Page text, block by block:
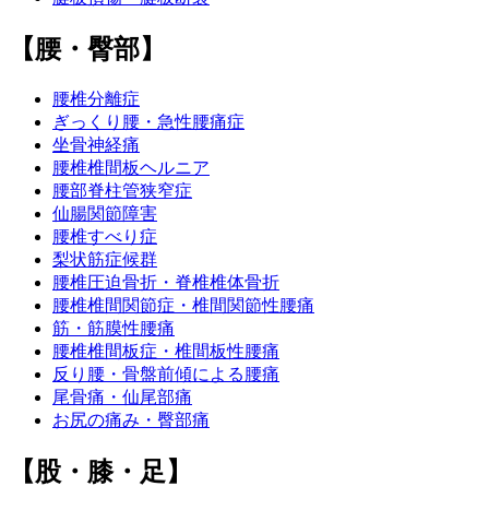
【腰・臀部】
腰椎分離症
ぎっくり腰・急性腰痛症
坐骨神経痛
腰椎椎間板ヘルニア
腰部脊柱管狭窄症
仙腸関節障害
腰椎すべり症
梨状筋症候群
腰椎圧迫骨折・脊椎椎体骨折
腰椎椎間関節症・椎間関節性腰痛
筋・筋膜性腰痛
腰椎椎間板症・椎間板性腰痛
反り腰・骨盤前傾による腰痛
尾骨痛・仙尾部痛
お尻の痛み・臀部痛
【股・膝・足】